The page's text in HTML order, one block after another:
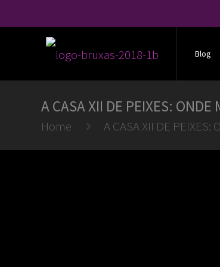
Blog
A CASA XII DE PEIXES:
Home A CASA XII DE PEIXES: